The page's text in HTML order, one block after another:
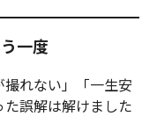
一度
れない」「一生安
誤解は解けました